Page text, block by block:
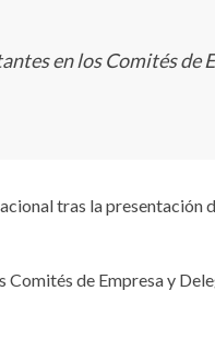
en los Comités de
tras la presentación
de Empresa y